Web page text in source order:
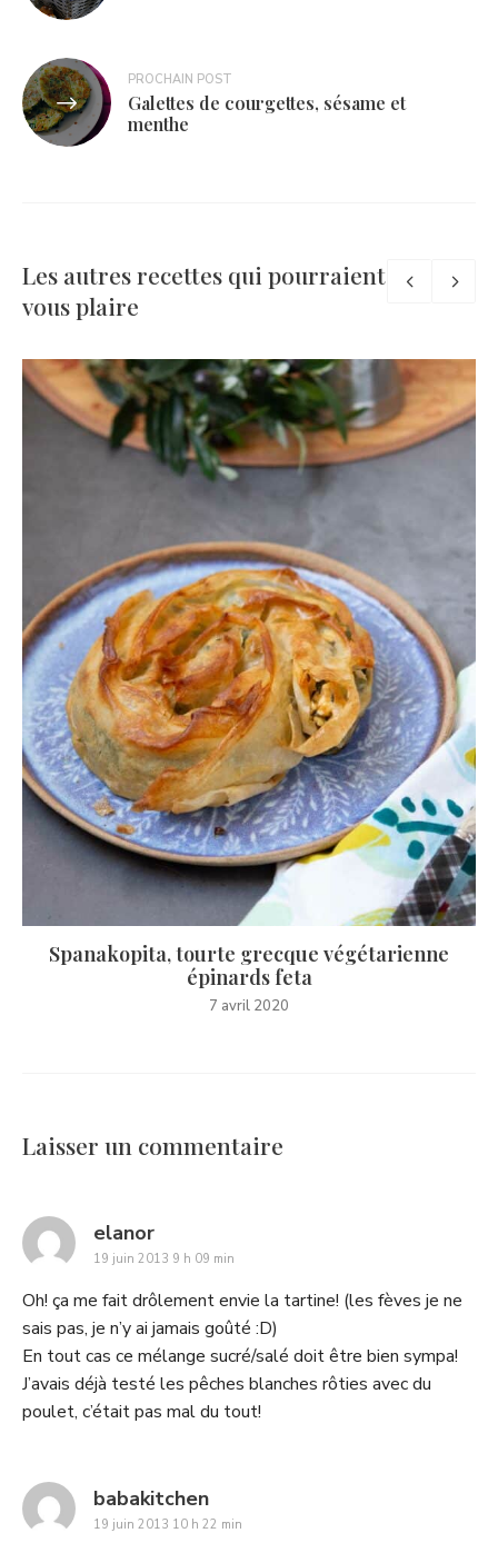
l’article
PROCHAIN POST
Galettes de courgettes, sésame et
menthe
Les autres recettes qui pourraient
vous plaire
Spanakopita, tourte grecque végétarienne
épinards feta
7 avril 2020
Laisser un commentaire
elanorsays:
19 juin 2013 9 h 09 min
Oh! ça me fait drôlement envie la tartine! (les fèves je ne
sais pas, je n’y ai jamais goûté :D)
En tout cas ce mélange sucré/salé doit être bien sympa!
J’avais déjà testé les pêches blanches rôties avec du
poulet, c’était pas mal du tout!
babakitchensays:
19 juin 2013 10 h 22 min